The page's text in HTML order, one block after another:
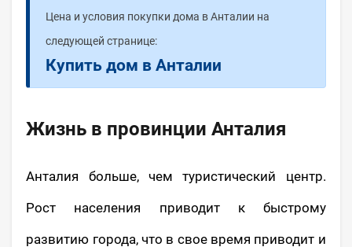
Цена и условия покупки дома в Анталии на
следующей странице:
Купить дом в Анталии
Жизнь в провинции Анталия
Анталия больше, чем туристический центр.
Рост населения приводит к быстрому
развитию города, что в свое время приводит и